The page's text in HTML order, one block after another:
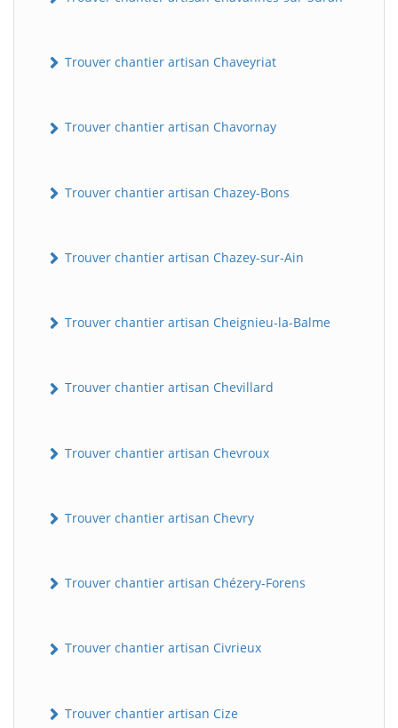
Trouver chantier artisan Chaveyriat
Trouver chantier artisan Chavornay
Trouver chantier artisan Chazey-Bons
Trouver chantier artisan Chazey-sur-Ain
Trouver chantier artisan Cheignieu-la-Balme
Trouver chantier artisan Chevillard
Trouver chantier artisan Chevroux
Trouver chantier artisan Chevry
Trouver chantier artisan Chézery-Forens
Trouver chantier artisan Civrieux
Trouver chantier artisan Cize